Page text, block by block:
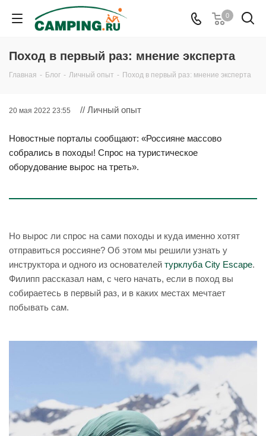
0
Поход в первый раз: мнение эксперта
Главная - Блог - Личный опыт - Поход в первый раз: мнение эксперта
20 мая 2022 23:55 // Личный опыт
Новостные порталы сообщают: «Россияне массово
собрались в походы! Спрос на туристическое
оборудование вырос на треть».
Но вырос ли спрос на сами походы и куда именно хотят
отправиться россияне? Об этом мы решили узнать у
инструктора и одного из основателей турклуба City Escape.
Филипп рассказал нам, с чего начать, если в поход вы
собираетесь в первый раз, и в каких местах мечтает
побывать сам.